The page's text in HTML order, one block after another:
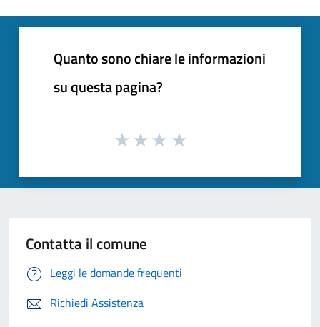
Quanto sono chiare le informazioni
su questa pagina?
Contatta il comune
Leggi le domande frequenti
Richiedi Assistenza